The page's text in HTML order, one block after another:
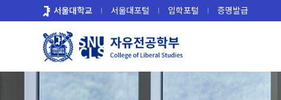
로
서울대학교 서울대포털 입학포털 증명발급